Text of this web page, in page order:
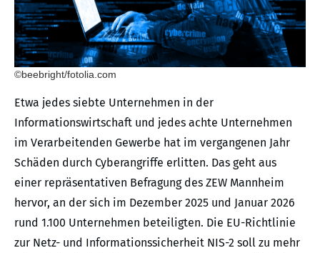
©beebright/fotolia.com
Etwa jedes siebte Unternehmen in der
Informationswirtschaft und jedes achte Unternehmen
im Verarbeitenden Gewerbe hat im vergangenen Jahr
Schäden durch Cyberangriffe erlitten. Das geht aus
einer repräsentativen Befragung des ZEW Mannheim
hervor, an der sich im Dezember 2025 und Januar 2026
rund 1.100 Unternehmen beteiligten. Die EU-Richtlinie
zur Netz- und Informationssicherheit NIS-2 soll zu mehr